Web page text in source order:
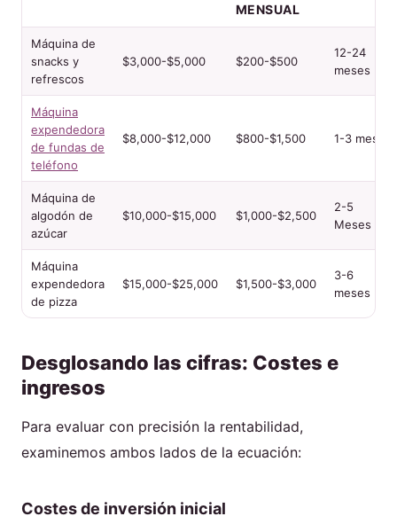
MENSUAL
Máquina de
snacks y
refrescos
$3,000-$5,000 $200-$500
12-24
meses
Máquina
expendedora
de fundas de
teléfono
$8,000-$12,000 $800-$1,500 1-3 meses
Máquina de
algodón de
azúcar
$10,000-$15,000 $1,000-$2,500
2-5
Meses
Máquina
expendedora
de pizza
$15,000-$25,000 $1,500-$3,000
3-6
meses
Desglosando las cifras: Costes e
ingresos
Para evaluar con precisión la rentabilidad,
examinemos ambos lados de la ecuación:
Costes de inversión inicial